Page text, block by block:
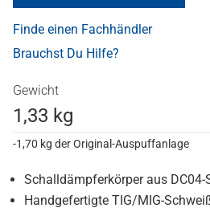
Finde einen Fachhändler
Brauchst Du Hilfe?
Gewicht
1,33 kg
-1,70 kg der Original-Auspuffanlage
Schalldämpferkörper aus DC04-
Handgefertigte TIG/MIG-